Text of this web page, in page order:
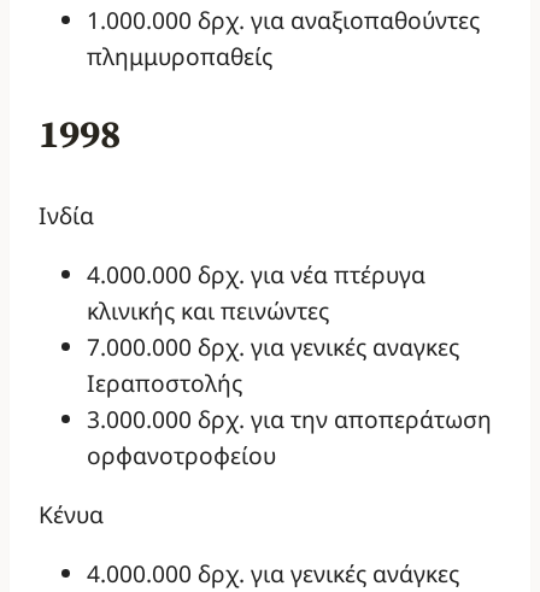
1.000.000 δρχ. για αναξιοπαθούντες
πλημμυροπαθείς
1998
Ινδία
4.000.000 δρχ. για νέα πτέρυγα
κλινικής και πεινώντες
7.000.000 δρχ. για γενικές αναγκες
Ιεραποστολής
3.000.000 δρχ. για την αποπεράτωση
ορφανοτροφείου
Κένυα
4.000.000 δρχ. για γενικές ανάγκες